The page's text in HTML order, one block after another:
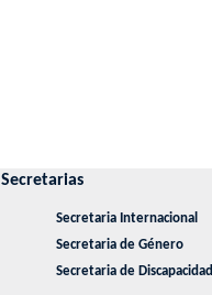
Secretarias
Secretaria Internacional
Secretaria de Género
Secretaria de Discapacidad